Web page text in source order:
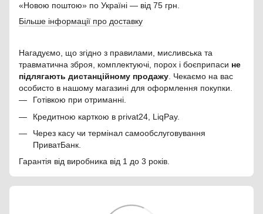
«Новою поштою» по Україні — від 75 грн.
Більше інформації про доставку
Нагадуємо, що згідно з правилами, мисливська та
травматична зброя, комплектуючі, порох і боєприпаси не
підлягають дистанційному продажу . Чекаємо на вас
особисто в нашому магазині для оформлення покупки.
Готівкою при отриманні.
Кредитною карткою в privat24, LiqPay.
Через касу чи термінал самообслуговування
ПриватБанк.
Гарантія від виробника від 1 до 3 років.